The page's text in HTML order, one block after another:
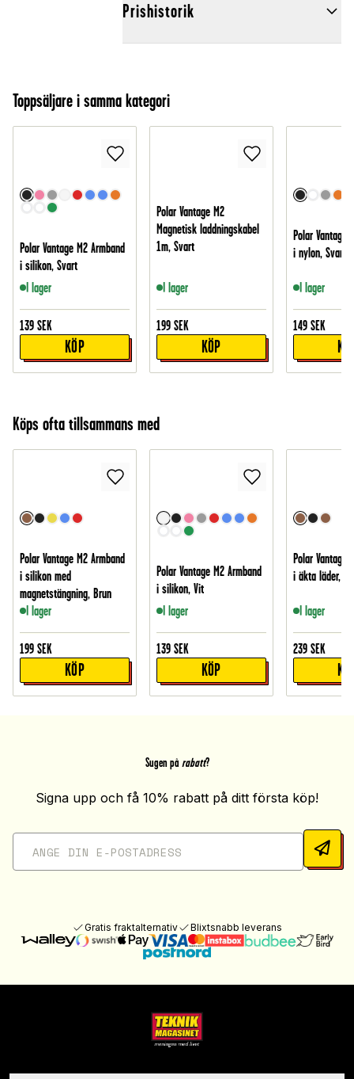
Prishistorik
Toppsäljare i samma kategori
Polar Vantage M2 Armband
i silikon, Svart
I lager
139 SEK
KÖP
Polar Vantage M2
Magnetisk laddningskabel
1m, Svart
I lager
199 SEK
KÖP
Polar Vantage
i nylon, Svart
I lager
149 SEK
Köps ofta tillsammans med
Polar Vantage M2 Armband
i silikon med
magnetstängning, Brun
I lager
199 SEK
KÖP
Polar Vantage M2 Armband
i silikon, Vit
I lager
139 SEK
KÖP
Polar Vantage
i äkta läder,
I lager
239 SEK
Sugen på rabatt?
Signa upp och få 10% rabatt på ditt första köp!
Gratis fraktalternativ Blixtsnabb leverans